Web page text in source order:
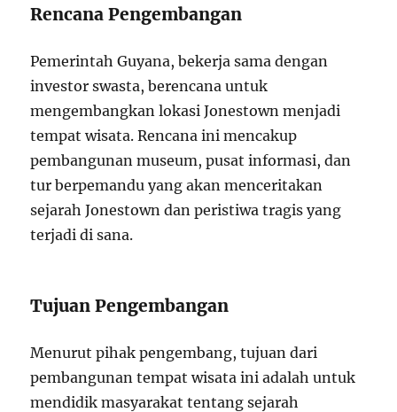
Rencana Pengembangan
Pemerintah Guyana, bekerja sama dengan
investor swasta, berencana untuk
mengembangkan lokasi Jonestown menjadi
tempat wisata. Rencana ini mencakup
pembangunan museum, pusat informasi, dan
tur berpemandu yang akan menceritakan
sejarah Jonestown dan peristiwa tragis yang
terjadi di sana.
Tujuan Pengembangan
Menurut pihak pengembang, tujuan dari
pembangunan tempat wisata ini adalah untuk
mendidik masyarakat tentang sejarah